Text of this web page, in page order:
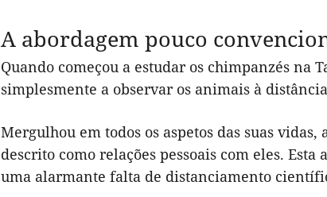
A abordagem pouco
Quando começou a estudar os chimpanzés na
simplesmente a observar os animais à
Mergulhou em todos os aspetos das suas
descrito como relações pessoais com eles.
uma alarmante falta de distanciamento